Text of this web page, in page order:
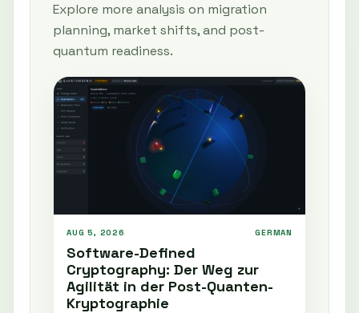
Explore more analysis on migration
planning, market shifts, and post-
quantum readiness.
AUG 5, 2026 GERMAN
Software-Defined
Cryptography: Der Weg zur
Agilität in der Post-Quanten-
Kryptographie